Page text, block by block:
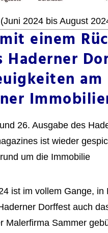
2024 bis August
einem
Haderner
am
26. Ausgabe des
ist wieder
um die Immobilie
ist im vollem Gange, in
Dorffest auch
Malerfirma Sammer